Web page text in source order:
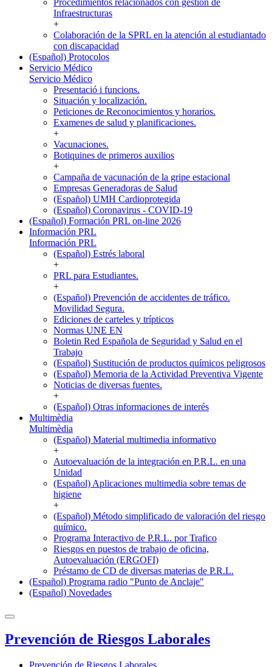
Procedimientos relacionados con gestión de
Infraestructuras
+
Colaboración de la SPRL en la atención al estudiantado
con discapacidad
(Español) Protocolos
Servicio Médico
Servicio Médico
Presentació i funcions.
Situación y localización.
Peticiones de Reconocimientos y horarios.
Examenes de salud y planificaciones.
+
Vacunaciones.
Botiquines de primeros auxilios
+
Campaña de vacunación de la gripe estacional
Empresas Generadoras de Salud
(Español) UMH Cardioprotegida
(Español) Coronavirus - COVID-19
(Español) Formación PRL on-line 2026
Información PRL
Información PRL
(Español) Estrés laboral
+
PRL para Estudiantes.
+
(Español) Prevención de accidentes de tráfico.
Movilidad Segura.
Ediciones de carteles y trípticos
Normas UNE EN
Boletin Red Española de Seguridad y Salud en el
Trabajo
(Español) Sustitución de productos químicos peligrosos
(Español) Memoria de la Actividad Preventiva Vigente
Noticias de diversas fuentes.
+
(Español) Otras informaciones de interés
Multimèdia
Multimèdia
(Español) Material multimedia informativo
+
Autoevaluación de la integración en P.R.L. en una
Unidad
(Español) Aplicaciones multimedia sobre temas de
higiene
+
(Español) Método simplificado de valoración del riesgo
químico.
Programa Interactivo de P.R.L. por Trafico
Riesgos en puestos de trabajo de oficina,
Autoevaluación (ERGOFI)
Préstamo de CD de diversas materias de P.R.L.
(Español) Programa radio "Punto de Anclaje"
(Español) Novedades
Prevención de Riesgos Laborales
Prevención de Riesgos Laborales